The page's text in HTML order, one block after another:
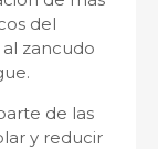
del
zancudo
de las
y reducir